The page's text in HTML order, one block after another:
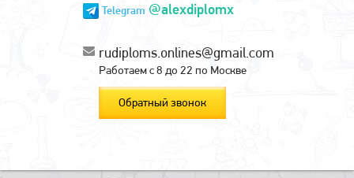
Telegram @alexdiplomx
rudiploms.onlines@gmail.com
Работаем с 8 до 22 по Москве
Обратный звонок